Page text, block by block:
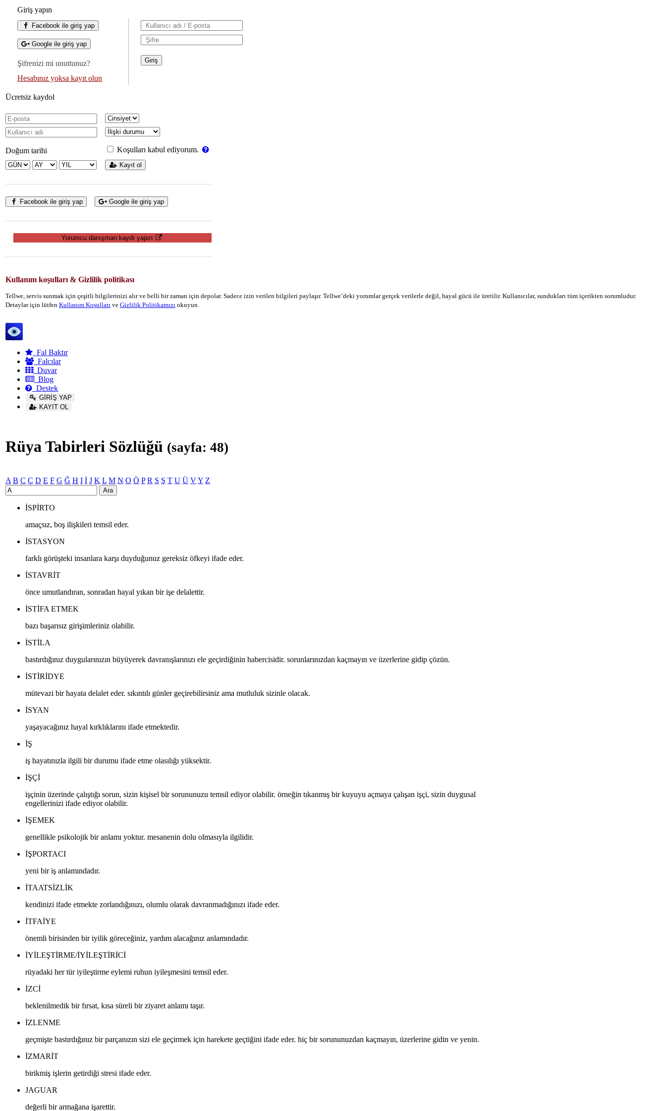
Giriş yapın
Facebook ile giriş yap
Google ile giriş yap
Şifrenizi mi unuttunuz?
Hesabınız yoksa kayıt olun
Ücretsiz kaydol
Doğum tarihi Koşulları kabul ediyorum.
Kayıt ol
Facebook ile giriş yap Google ile giriş yap
Yorumcu danışman kaydı yapın
Kullanım koşulları & Gizlilik politikası
Tellwe, servis sunmak için çeşitli bilgilerinizi alır ve belli bir zaman için depolar. Sadece izin verilen bilgileri paylaşır. Tellwe’deki yorumlar gerçek verilerle değil, hayal gücü ile üretilir. Kullanıcılar, sundukları tüm içerikten sorumludur.
Detaylar için lütfen Kullanım Koşulları ve Gizlilik Politikamızı okuyun.
Fal Baktır
Falcılar
Duvar
Blog
Destek
GİRİŞ YAP
KAYIT OL
Rüya Tabirleri Sözlüğü (sayfa: 48)
A B C Ç D E F G Ğ H I İ J K L M N O Ö P R S Ş T U Ü VY Z
Ara
ISPIRTO
amaçsız, boş ilişkileri temsil eder.
ISTASYON
farklı görüşteki insanlara karşı duyduğunuz gereksiz öfkeyi ifade eder.
ISTAVRIT
önce umutlandıran, sonradan hayal yıkan bir işe delalettir.
ISTIFA ETMEK
bazı başarısız girişimleriniz olabilir.
ISTILA
bastırdığınız duygularınızın büyüyerek davranışlarınızı ele geçirdiğinin habercisidir. sorunlarınızdan kaçmayın ve üzerlerine gidip çözün.
ISTIRIDYE
mütevazi bir hayata delalet eder. sıkıntılı günler geçirebilirsiniz ama mutluluk sizinle olacak.
ISYAN
yaşayacağınız hayal kırklıklarını ifade etmektedir.
IŞ
iş hayatınızla ilgili bir durumu ifade etme olasılığı yüksektir.
IŞÇI
işçinin üzerinde çalıştığı sorun, sizin kişisel bir sorununuzu temsil ediyor olabilir. örneğin tıkanmış bir kuyuyu açmaya çalışan işçi, sizin duygusal
engellerinizi ifade ediyor olabilir.
IŞEMEK
genellikle psikolojik bir anlamı yoktur. mesanenin dolu olmasıyla ilgilidir.
IŞPORTACI
yeni bir iş anlamındadır.
ITAATSIZLIK
kendinizi ifade etmekte zorlandığınızı, olumlu olarak davranmadığınızı ifade eder.
ITFAIYE
önemli birisinden bir iyilik göreceğiniz, yardım alacağınız anlamındadır.
IYILEŞTIRME/IYILEŞTIRICI
rüyadaki her tür iyileştirme eylemi ruhun iyileşmesini temsil eder.
IZCI
beklenilmedik bir fırsat, kısa süreli bir ziyaret anlamı taşır.
IZLENME
geçmişte bastırdığınız bir parçanızın sizi ele geçirmek için harekete geçtiğini ifade eder. hiç bir sorununuzdan kaçmayın, üzerlerine gidin ve yenin.
IZMARIT
birikmiş işlerin getirdiği stresi ifade eder.
JAGUAR
değerli bir armağana işarettir.